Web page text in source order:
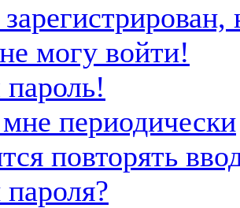
могу войти!
периодически
повторять